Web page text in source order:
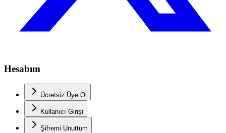
Hesabım
Ücretsiz Üye Ol
Kullanıcı Girişi
Şifremi Unuttum